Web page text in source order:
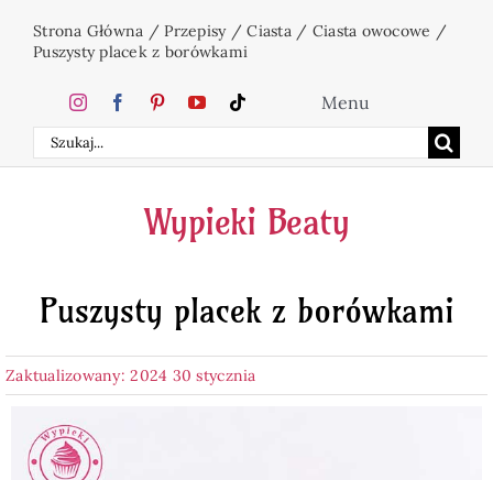
zawartości
Strona Główna /Przepisy/Ciasta/ Ciasta owocowe /
Puszysty placek z borówkami
Szukaj
Menu
Home
Ciasta
Desery
Wypieki Beaty
Puszysty placek z borówkami
Zaktualizowany: 2024 30 stycznia